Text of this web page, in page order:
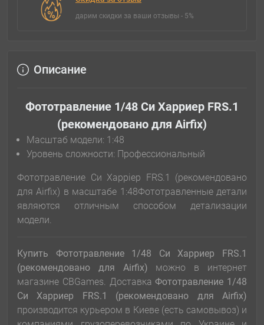
дарим скидки за ваши отзывы - 5%
Описание
Фототравление 1/48 Си Харриер FRS.1
(рекомендовано для Airfix)
Масштаб модели: 1:48
Уровень сложности: Профессиональный
Фототравление Си Харріер FRS.1 (рекомендовано
для Airfix) в масштабе 1:48Фототравленные детали
являются отличным способом детализации
модели.
Купить Фототравление 1/48 Си Харриер FRS.1
(рекомендовано для Airfix) можно в интернет
магазине CBGames. ДоставкаФототравление 1/48
Си Харриер FRS.1 (рекомендовано для Airfix)
производится курьером в Киеве (есть самовывоз) и